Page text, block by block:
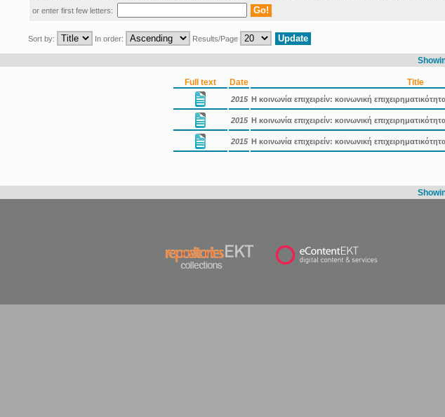
or enter first few letters:
Sort by: In order: Results/Page
Full text Date Title
2015 Η κοινωνία επιχειρείν: κοινωνική
2015 Η κοινωνία επιχειρείν: κοινωνική
2015 Η κοινωνία επιχειρείν: κοινωνική